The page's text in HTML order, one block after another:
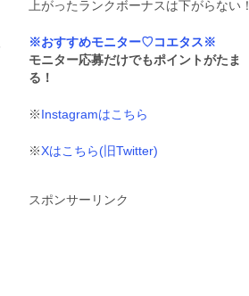
上がったランクボーナスは下がらない！
※おすすめモニター♡コエタス※
モニター応募だけでもポイントがたま
る！
※Instagramはこちら
※Xはこちら(旧Twitter)
スポンサーリンク